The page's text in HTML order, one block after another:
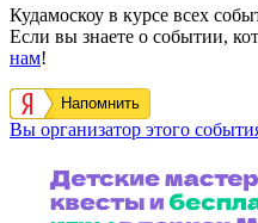
Кудамоскоу в курсе всех
Если вы знаете о событии,
нам!
Напомнить
Вы организатор этого